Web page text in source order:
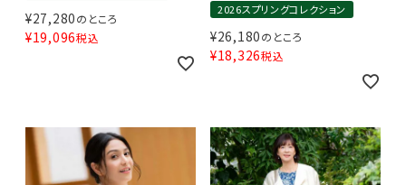
¥27,280のところ
¥19,096税込
2026スプリングコレクション
¥26,180のところ
¥18,326税込